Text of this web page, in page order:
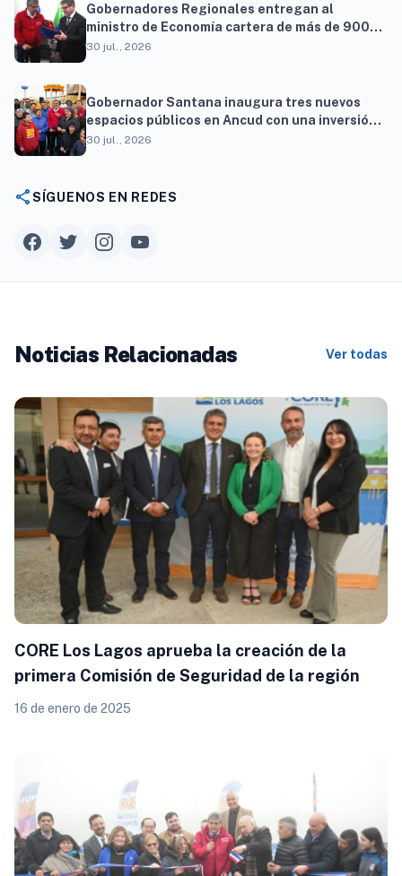
Gobernadores Regionales entregan al
ministro de Economía cartera de más de 900
proyectos que proyectan generar cerca de 27
30 jul., 2026
Gobernador Santana inaugura tres nuevos
espacios públicos en Ancud con una inversión
superior a $294 millones
30 jul., 2026
shareSÍGUENOS EN REDES
Noticias Relacionadas Ver todas
CORE Los Lagos aprueba la creación de la
primera Comisión de Seguridad de la región
16 de enero de 2025